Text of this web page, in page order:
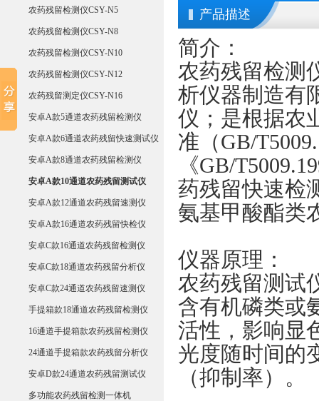
农药残留检测仪CSY-N5
农药残留检测仪CSY-N8
农药残留检测仪CSY-N10
农药残留检测仪CSY-N12
农药残留测定仪CSY-N16
安卓A款5通道农药残留检测仪
安卓A款6通道农药残留快速测试仪
安卓A款8通道农药残留检测仪
安卓A款10通道农药残留测试仪
安卓A款12通道农药残留速测仪
安卓A款16通道农药残留快检仪
安卓C款16通道农药残留检测仪
安卓C款18通道农药残留分析仪
安卓C款24通道农药残留速测仪
手提箱款18通道农药残留检测仪
16通道手提箱款农药残留检测仪
24通道手提箱款农药残留分析仪
安卓D款24通道农药残留测试仪
多功能农药残留检测一体机
产品描述
简介：
农药残留检测
析仪器制造有
仪；是根据农
准（GB/
《GB/
药残留快速检
氨基甲酸酯类
仪器原理：
农药残留测试
含有机磷类或
活性，影响显
光度随时间的
（抑制率）。